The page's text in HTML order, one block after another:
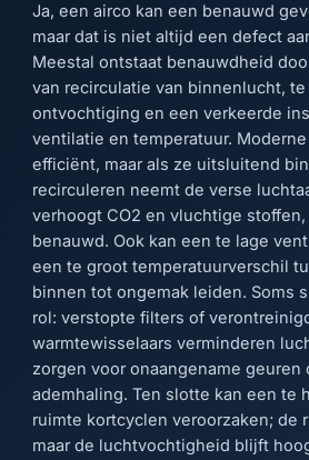
Ja, een airco kan een benauwd
maar dat is niet altijd een defect
Meestal ontstaat benauwdheid
van recirculatie van binnenlucht,
ontvochtiging en een verkeerde
ventilatie en temperatuur. Moderne
efficiënt, maar als ze uitsluitend
recirculeren neemt de verse
verhoogt CO2 en vluchtige stoffen,
benauwd. Ook kan een te lage
een te groot temperatuurverschil
binnen tot ongemak leiden. Soms
rol: verstopte filters of
warmtewisselaars verminderen
zorgen voor onaangename geuren
ademhaling. Ten slotte kan een te
ruimte kortcyclen veroorzaken; de
maar de luchtvochtigheid blijft